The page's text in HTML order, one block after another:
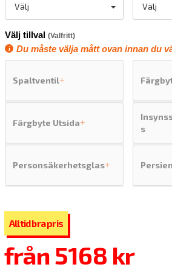
Välj
Välj
Välj tillval (Valfritt)
Du måste välja mått ovan innan du
Spaltventil+
Färgbyte Utsida+
s
Personsäkerhetsglas+
från5168 kr